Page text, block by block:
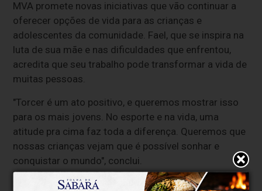
MVA promete novas iniciativas que vão continuar a
oferecer opções de vida para as crianças e
adolescentes da comunidade. Fael, que se inspira na
luta de sua mãe e nas dificuldades que enfrentou,
acredita que seu trabalho pode transformar a vida de
muitas pessoas.
"Torcer é um ato positivo, e queremos mostrar isso
para os mais jovens. No esporte e na vida, uma
atitude pra cima faz toda a diferença. Queremos que
nossas crianças vejam que é possível sonhar e
conquistar o mundo", conclui.
Para a comunidade de Sabará, a trajetória de Fael e